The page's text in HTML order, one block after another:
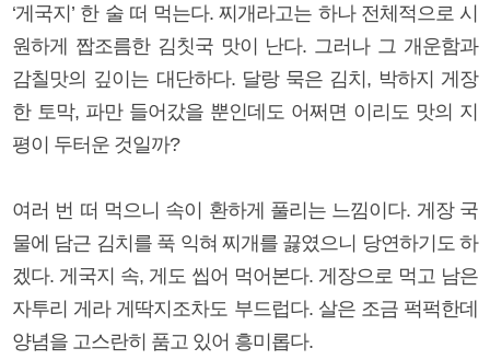
‘게국지’ 한 술 떠 먹는다. 찌개라고는 하나 전체적으로 시
원하게 짭조름한 김칫국 맛이 난다. 그러나 그 개운함과
감칠맛의 깊이는 대단하다. 달랑 묵은 김치, 박하지 게장
한 토막, 파만 들어갔을 뿐인데도 어쩌면 이리도 맛의 지
평이 두터운 것일까?
여러 번 떠 먹으니 속이 환하게 풀리는 느낌이다. 게장 국
물에 담근 김치를 푹 익혀 찌개를 끓였으니 당연하기도 하
겠다. 게국지 속, 게도 씹어 먹어본다. 게장으로 먹고 남은
자투리 게라 게딱지조차도 부드럽다. 살은 조금 퍽퍽한데
양념을 고스란히 품고 있어 흥미롭다.